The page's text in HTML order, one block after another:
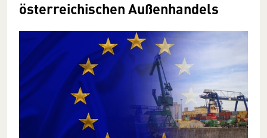
österreichischen Außenhandels